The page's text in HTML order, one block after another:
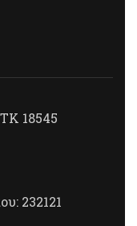
18545
232121